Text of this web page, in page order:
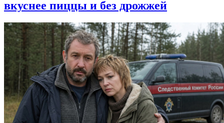
вкуснее пиццы и без дрожжей